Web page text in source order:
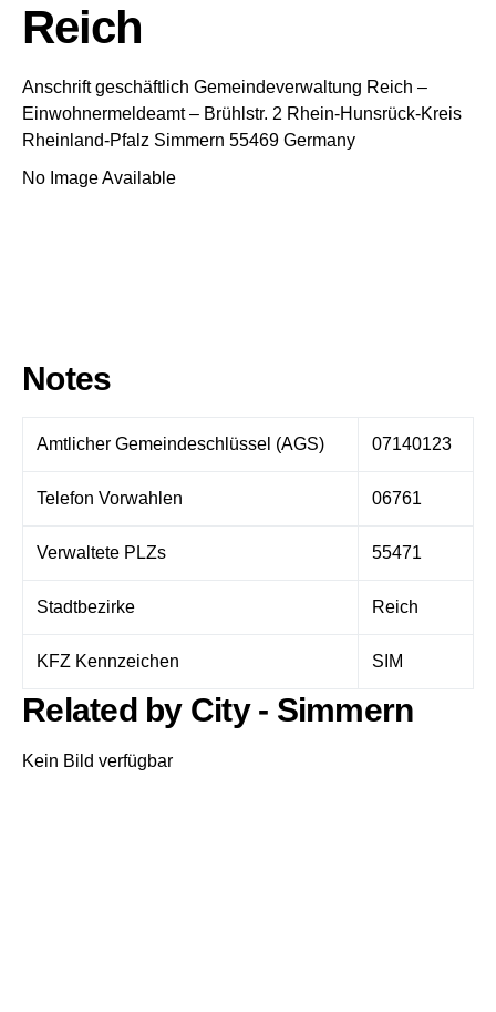
Reich
Anschrift geschäftlich Gemeindeverwaltung Reich –
Einwohnermeldeamt – Brühlstr. 2 Rhein-Hunsrück-Kreis
Rheinland-Pfalz Simmern 55469 Germany
No Image Available
Notes
Amtlicher Gemeindeschlüssel (AGS) 07140123
Telefon Vorwahlen 06761
Verwaltete PLZs 55471
Stadtbezirke Reich
KFZ Kennzeichen SIM
Related by City - Simmern
Kein Bild verfügbar